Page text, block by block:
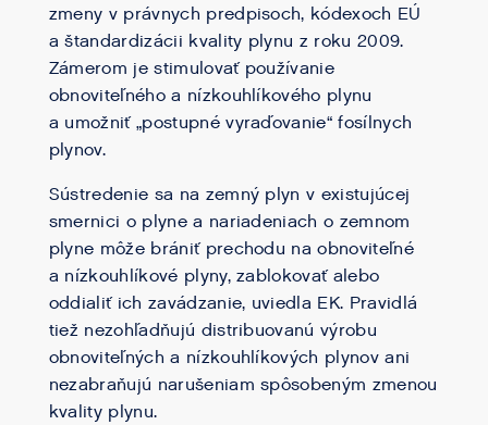
zmeny v právnych predpisoch, kódexoch EÚ
a štandardizácii kvality plynu z roku 2009.
Zámerom je stimulovať používanie
obnoviteľného a nízkouhlíkového plynu
a umožniť „postupné vyraďovanie“ fosílnych
plynov.
Sústredenie sa na zemný plyn v existujúcej
smernici o plyne a nariadeniach o zemnom
plyne môže brániť prechodu na obnoviteľné
a nízkouhlíkové plyny, zablokovať alebo
oddialiť ich zavádzanie, uviedla EK. Pravidlá
tiež nezohľadňujú distribuovanú výrobu
obnoviteľných a nízkouhlíkových plynov ani
nezabraňujú narušeniam spôsobeným zmenou
kvality plynu.